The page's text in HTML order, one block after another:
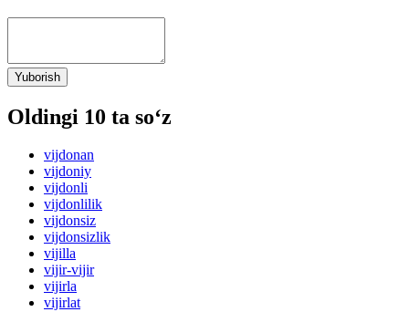
Yuborish
Oldingi 10 ta so‘z
vijdonan
vijdoniy
vijdonli
vijdonlilik
vijdonsiz
vijdonsizlik
vijilla
vijir-vijir
vijirla
vijirlat